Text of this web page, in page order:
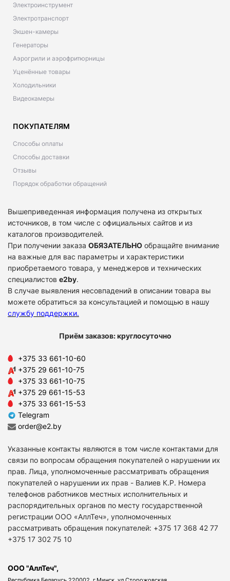
Электроинструмент
Электротранспорт
Экшен-камеры
Генераторы
Аэрогрили и аэрофритюрницы
Уценённые товары
Холодильники
Видеокамеры
ПОКУПАТЕЛЯМ
Способы оплаты
Способы доставки
Отзывы
Порядок обработки обращений
Вышеприведенная информация получена из открытых
источников, в том числе с официальных сайтов и из
каталогов производителей.
При получении заказа ОБЯЗАТЕЛЬНО обращайте внимание
на важные для вас параметры и характеристики
приобретаемого товара, у менеджеров и технических
специалистов e2by.
В случае выявления несовпадений в описании товара вы
можете обратиться за консультацией и помощью в нашу
службу поддержки.
Приём заказов: круглосуточно
+375 33 661-10-60
+375 29 661-10-75
+375 33 661-10-75
+375 29 661-15-53
+375 33 661-15-53
Telegram
order@e2.by
Указанные контакты являются в том числе контактами для
связи по вопросам обращения покупателей о нарушении их
прав. Лица, уполномоченные рассматривать обращения
покупателей о нарушении их прав - Валиев К.Р. Номера
телефонов работников местных исполнительных и
распорядительных органов по месту государственной
регистрации ООО «АллТеч», уполномоченных
рассматривать обращения покупателей: +375 17 368 42 77
+375 17 302 75 10
ООО "АллТеч",